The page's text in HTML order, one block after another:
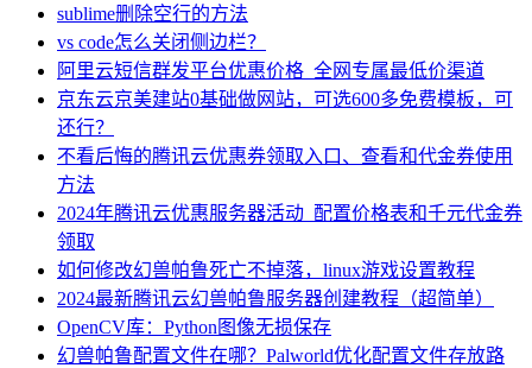
sublime删除空行的方法
vs code怎么关闭侧边栏？
阿里云短信群发平台优惠价格_全网专属最低价渠道
京东云京美建站0基础做网站，可选600多免费模板，可
还行？
不看后悔的腾讯云优惠券领取入口、查看和代金券使用
方法
2024年腾讯云优惠服务器活动_配置价格表和千元代金券
领取
如何修改幻兽帕鲁死亡不掉落，linux游戏设置教程
2024最新腾讯云幻兽帕鲁服务器创建教程（超简单）
OpenCV库：Python图像无损保存
幻兽帕鲁配置文件在哪？Palworld优化配置文件存放路